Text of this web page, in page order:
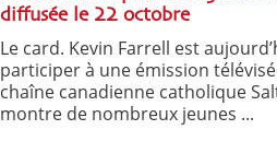
diffusée le 22 octobre
Le card. Kevin Farrell est
participer à une émission
chaîne canadienne catholique
montre de nombreux jeunes ...